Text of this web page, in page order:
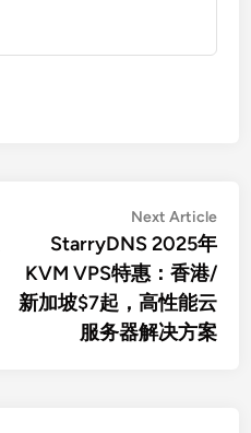
Next Article
StarryDNS 2025年
KVM VPS特惠：香港/
新加坡$7起，高性能云
服务器解决方案